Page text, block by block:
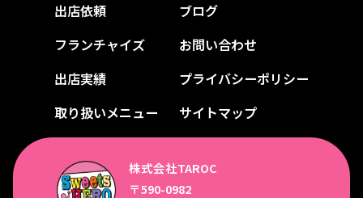
出店依頼
フランチャイズ
出店実績
取り扱いメニュー
ブログ
お問い合わせ
プライバシーポリシー
サイトマップ
株式会社TAROC
〒590-0982